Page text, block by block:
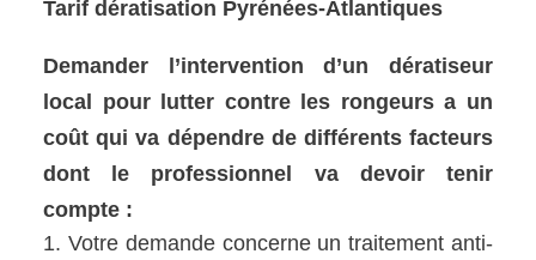
Tarif dératisation Pyrénées-Atlantiques
Demander l’intervention d’un dératiseur
local pour lutter contre les rongeurs a un
coût qui va dépendre de différents facteurs
dont le professionnel va devoir tenir
compte :
Votre demande concerne un traitement anti-